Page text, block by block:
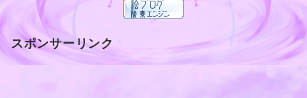
スポンサーリンク